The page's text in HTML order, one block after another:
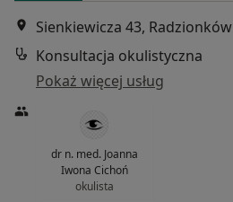
Sienkiewicza 43, Radzionków
Konsultacja okulistyczna
Pokaż więcej usług
dr n. med. Joanna
Iwona Cichoń
okulista